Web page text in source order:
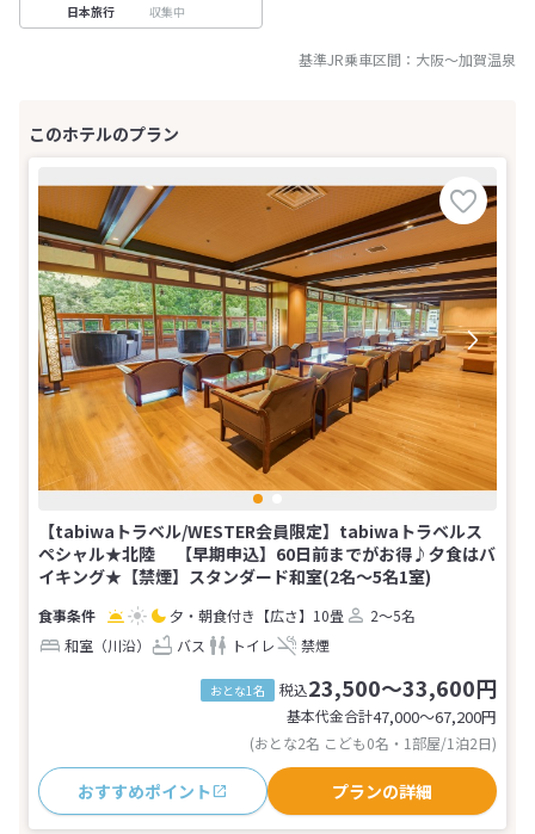
日本旅行 収集中
基準JR乗車区間： 大阪～加賀温泉
【tabiwaトラベル/WESTER会員限定】tabiwaトラベルス
ペシャル★北陸 【早期申込】60日前までがお得♪夕食はバ
イキング★【禁煙】スタンダード和室(2名～5名1室)
夕・朝食付き 【広さ】10畳
2～5名
和室（川沿）
バス トイレ 禁煙
おとな1名 税込23,500～33,600円
基本代金合計47,000〜67,200円
(おとな2名 こども0名・1部屋/1泊2日)
おすすめポイント プランの詳細